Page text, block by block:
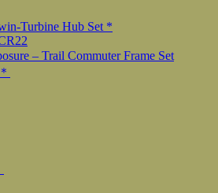
Turbine Hub Set *
– Trail Commuter Frame Set